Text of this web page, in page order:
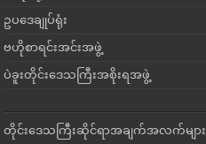
ဥပဒေချုပ်ရုံး
ဗဟိုစာရင်းအင်းအဖွဲ့
ပဲခူးတိုင်းဒေသကြီးအစိုးရအဖွဲ့
တိုင်းဒေသကြီးဆိုင်ရာအချက်အလက်များ